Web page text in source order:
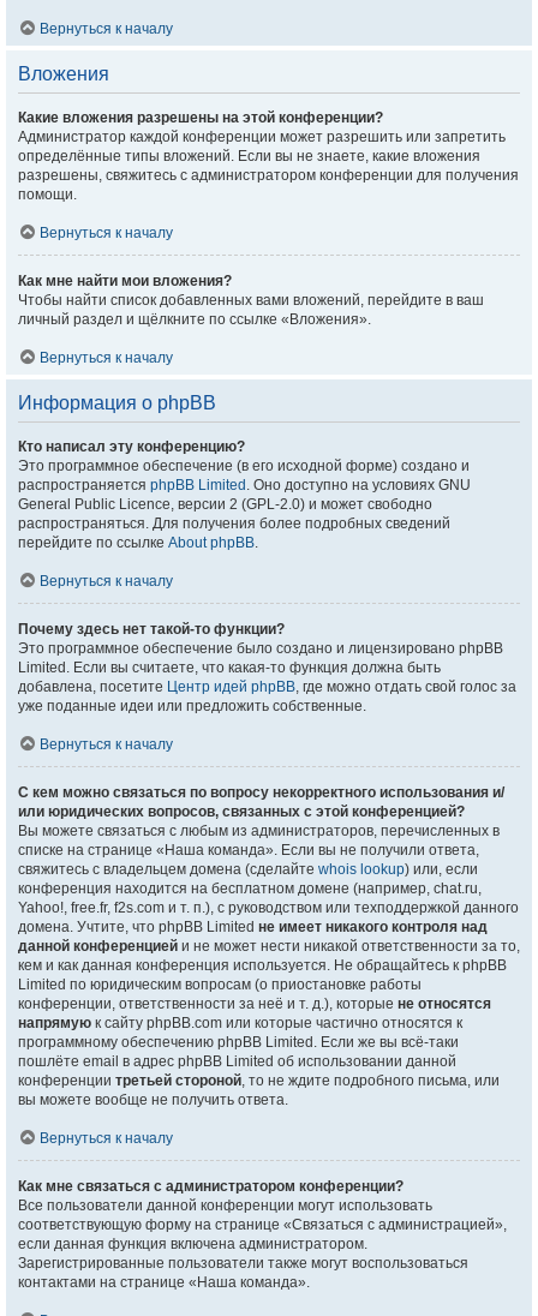
Вернуться к началу
Вложения
Какие вложения разрешены на этой конференции?
Администратор каждой конференции может разрешить или запретить
определённые типы вложений. Если вы не знаете, какие вложения
разрешены, свяжитесь с администратором конференции для получения
помощи.
Вернуться к началу
Как мне найти мои вложения?
Чтобы найти список добавленных вами вложений, перейдите в ваш
личный раздел и щёлкните по ссылке «Вложения».
Вернуться к началу
Информация о phpBB
Кто написал эту конференцию?
Это программное обеспечение (в его исходной форме) создано и
распространяется phpBB Limited . Оно доступно на условиях GNU
General Public Licence, версии 2 (GPL-2.0) и может свободно
распространяться. Для получения более подробных сведений
перейдите по ссылке About phpBB.
Вернуться к началу
Почему здесь нет такой-то функции?
Это программное обеспечение было создано и лицензировано phpBB
Limited. Если вы считаете, что какая-то функция должна быть
добавлена, посетите Центр идей phpBB, где можно отдать свой голос за
уже поданные идеи или предложить собственные.
Вернуться к началу
С кем можно связаться по вопросу некорректного использования и/
или юридических вопросов, связанных с этой конференцией?
Вы можете связаться с любым из администраторов, перечисленных в
списке на странице «Наша команда». Если вы не получили ответа,
свяжитесь с владельцем домена (сделайте whois lookup) или, если
конференция находится на бесплатном домене (например, chat.ru,
Yahoo!, free.fr, f2s.com и т. п.), с руководством или техподдержкой данного
домена. Учтите, что phpBB Limited не имеет никакого контроля над
данной конференцией и не может нести никакой ответственности за то,
кем и как данная конференция используется. Не обращайтесь к phpBB
Limited по юридическим вопросам (о приостановке работы
конференции, ответственности за неё и т. д.), которые не относятся
напрямую к сайту phpBB.com или которые частично относятся к
программному обеспечению phpBB Limited. Если же вы всё-таки
пошлёте email в адрес phpBB Limited об использовании данной
конференции третьей стороной, то не ждите подробного письма, или
вы можете вообще не получить ответа.
Вернуться к началу
Как мне связаться с администратором конференции?
Все пользователи данной конференции могут использовать
соответствующую форму на странице «Связаться с администрацией»,
если данная функция включена администратором.
Зарегистрированные пользователи также могут воспользоваться
контактами на странице «Наша команда».